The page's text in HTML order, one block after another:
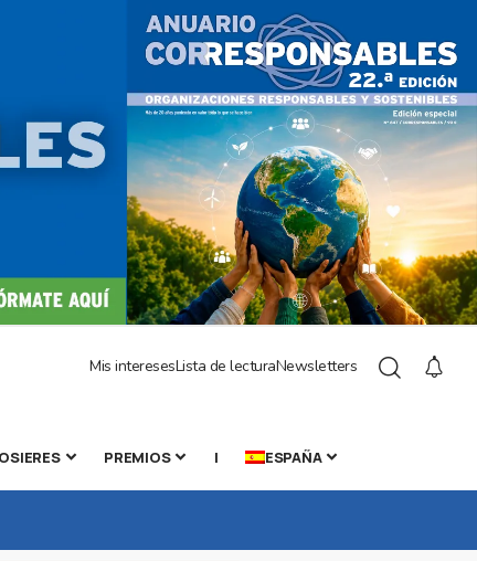
Mis interesesLista de lecturaNewsletters
PREMIOS | ESPAÑA